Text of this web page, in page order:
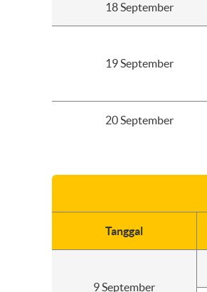
18 September
19 September
20 September
Tanggal
9 September